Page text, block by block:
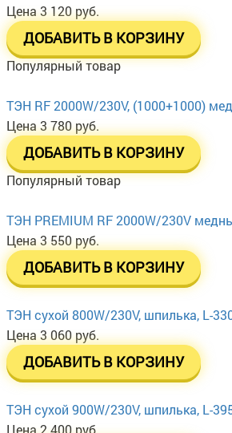
Цена 3 120 руб.
ДОБАВИТЬ В КОРЗИНУ
Популярный товар
ТЭН RF 2000W/230V, (1000+1000)
Цена 3 780 руб.
ДОБАВИТЬ В КОРЗИНУ
Популярный товар
ТЭН PREMIUM RF 2000W/230V
Цена 3 550 руб.
ДОБАВИТЬ В КОРЗИНУ
ТЭН сухой 800W/230V, шпилька, L-
Цена 3 060 руб.
ДОБАВИТЬ В КОРЗИНУ
ТЭН сухой 900W/230V, шпилька, L-
Цена 2 400 руб.